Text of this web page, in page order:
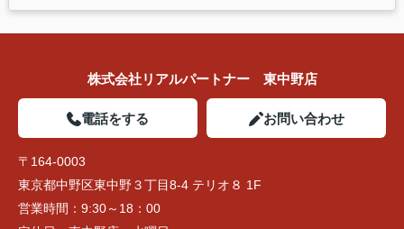
株式会社リアルパートナー 東中野店
電話をする お問い合わせ
〒164-0003
東京都中野区東中野３丁目8-4 テリオ８ 1F
営業時間： 9:30～18：00